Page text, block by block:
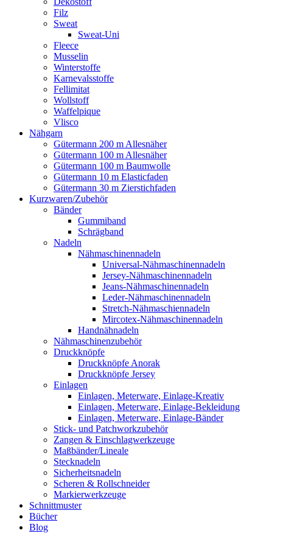
Filz
Sweat
Sweat-Uni
Fleece
Musselin
Winterstoffe
Karnevalsstoffe
Fellimitat
Wollstoff
Waffelpique
Vlisco
Nähgarn
Gütermann 200 m Allesnäher
Gütermann 100 m Allesnäher
Gütermann 100 m Baumwolle
Gütermann 10 m Elasticfaden
Gütermann 30 m Zierstichfaden
Kurzwaren/Zubehör
Bänder
Gummiband
Schrägband
Nadeln
Nähmaschinennadeln
Universal-Nähmaschinennadeln
Jersey-Nähmaschinennadeln
Jeans-Nähmaschinennadeln
Leder-Nähmaschinennadeln
Stretch-Nähmaschiennadeln
Mircotex-Nähmaschinennadeln
Handnähnadeln
Nähmaschinenzubehör
Druckknöpfe
Druckknöpfe Anorak
Druckknöpfe Jersey
Einlagen
Einlagen, Meterware, Einlage-Kreativ
Einlagen, Meterware, Einlage-Bekleidung
Einlagen, Meterware, Einlage-Bänder
Stick- und Patchworkzubehör
Zangen & Einschlagwerkzeuge
Maßbänder/Lineale
Stecknadeln
Sicherheitsnadeln
Scheren & Rollschneider
Markierwerkzeuge
Schnittmuster
Bücher
Blog